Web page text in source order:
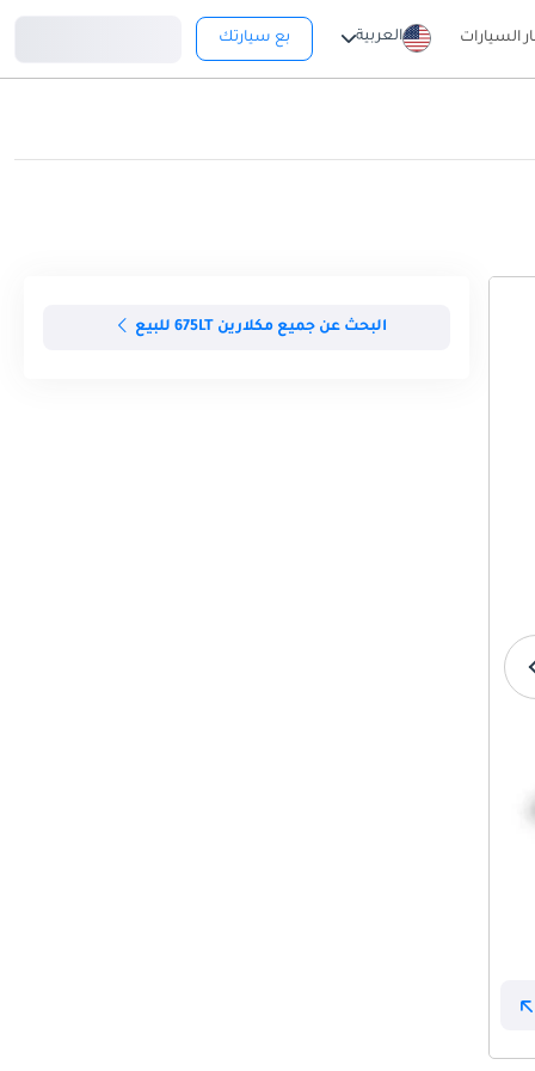
السيارات العربية بع سيارتك
البحث عن جميع مكلارين 675LT للبيع